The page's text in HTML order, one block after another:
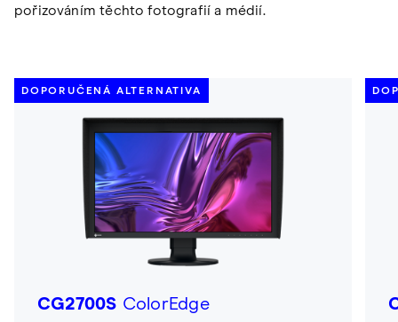
pořizováním těchto fotografií a médií.
DOPORUČENÁ ALTERNATIVA
CG2700S ColorEdge